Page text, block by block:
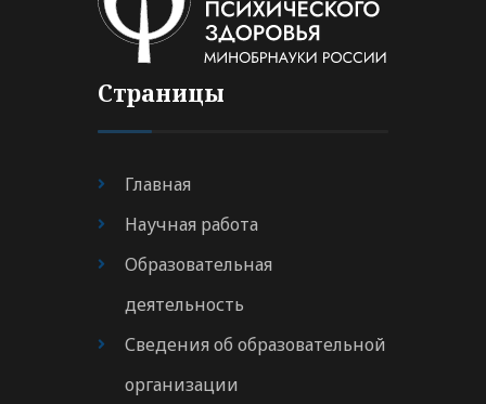
Страницы
Главная
Научная работа
Образовательная
деятельность
Сведения об образовательной
организации